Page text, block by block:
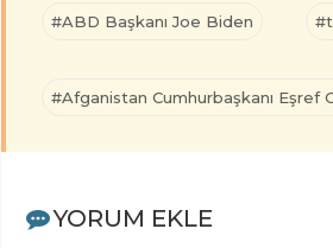
#ABD Başkanı Joe Biden
#Afganistan Cumhurbaşkanı Eşref
YORUM EKLE